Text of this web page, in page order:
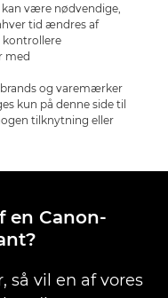
være nødvendige,
tid ændres af
kontrollere
med
og varemærker
kun på denne side til
tilknytning eller
en Canon-
så vil en af vores